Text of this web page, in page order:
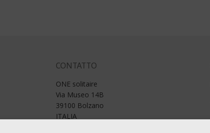
CONTATTO
ONE solitaire
Via Museo 14B
39100 Bolzano
ITALIA